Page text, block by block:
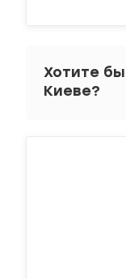
Хотите
Киеве?